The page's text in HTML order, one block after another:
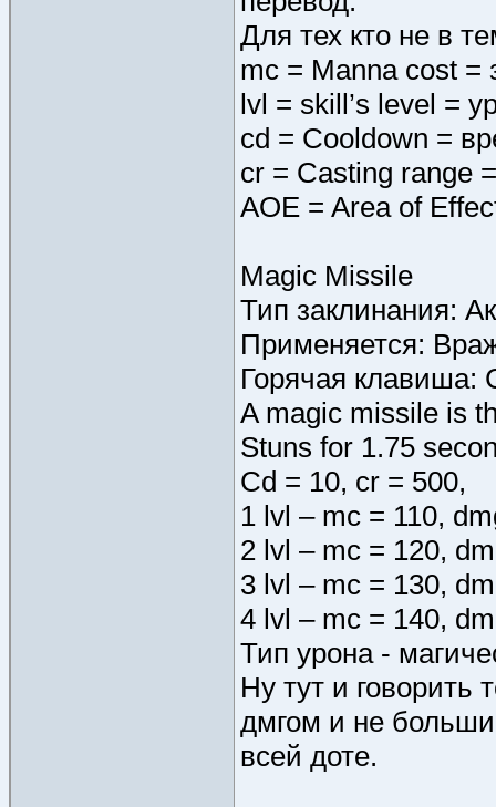
Для тех кто не в
mc = Manna cost =
lvl = skill’s level =
cd = Cooldown =
cr = Casting range
AOE = Area of
Magic Missile
Тип заклинания:
Применяется:
Горячая клавиша:
A magic missile is
Stuns for 1.75
Cd = 10, cr = 500,
1 lvl – mc = 110,
2 lvl – mc = 120,
3 lvl – mc = 130,
4 lvl – mc = 140,
Тип урона -
Ну тут и говорить
дмгом и не
всей доте.